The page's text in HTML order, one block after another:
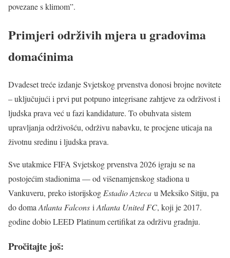
povezane s klimom”.
Primjeri održivih mjera u gradovima
domaćinima
Dvadeset treće izdanje Svjetskog prvenstva donosi brojne novitete
– uključujući i prvi put potpuno integrisane zahtjeve za održivost i
ljudska prava već u fazi kandidature. To obuhvata sistem
upravljanja održivošću, održivu nabavku, te procjene uticaja na
životnu sredinu i ljudska prava.
Sve utakmice FIFA Svjetskog prvenstva 2026 igraju se na
postojećim stadionima — od višenamjenskog stadiona u
Vankuveru, preko istorijskog Estadio Azteca u Meksiko Sitiju, pa
do doma Atlanta Falcons i Atlanta United FC, koji je 2017.
godine dobio LEED Platinum certifikat za održivu gradnju.
Pročitajte još: